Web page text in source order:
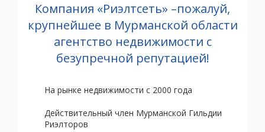
Компания «Риэлтсеть» –пожалуй,
крупнейшее в Мурманской области
агентство недвижимости с
безупречной репутацией!
На рынке недвижимости с 2000 года
Действительный член Мурманской Гильдии
Риэлторов